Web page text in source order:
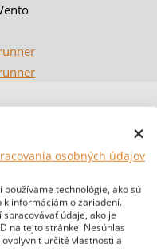
osobných údajov
používame technológie, ako sú
informáciám o zariadení.
údaje, ako je
na tejto stránke. Nesúhlas
určité vlastnosti a